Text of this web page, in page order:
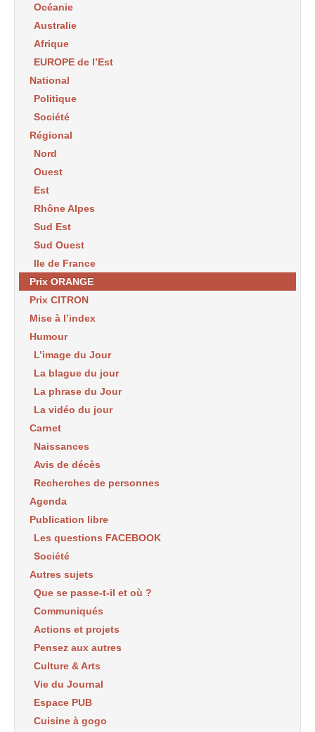
Océanie
Australie
Afrique
EUROPE de l’Est
National
Politique
Société
Régional
Nord
Ouest
Est
Rhône Alpes
Sud Est
Sud Ouest
Ile de France
Prix ORANGE
Prix CITRON
Mise à l’index
Humour
L’image du Jour
La blague du jour
La phrase du Jour
La vidéo du jour
Carnet
Naissances
Avis de décès
Recherches de personnes
Agenda
Publication libre
Les questions FACEBOOK
Société
Autres sujets
Que se passe-t-il et où ?
Communiqués
Actions et projets
Pensez aux autres
Culture & Arts
Vie du Journal
Espace PUB
Cuisine à gogo